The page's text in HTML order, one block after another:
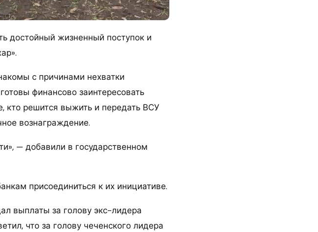
достойный жизненный поступок и
с причинами нехватки
финансово заинтересовать
кто решится выжить и передать ВСУ
вознаграждение.
— добавили в государственном
присоединиться к их инициативе.
выплаты за голову экс-лидера
что за голову чеченского лидера